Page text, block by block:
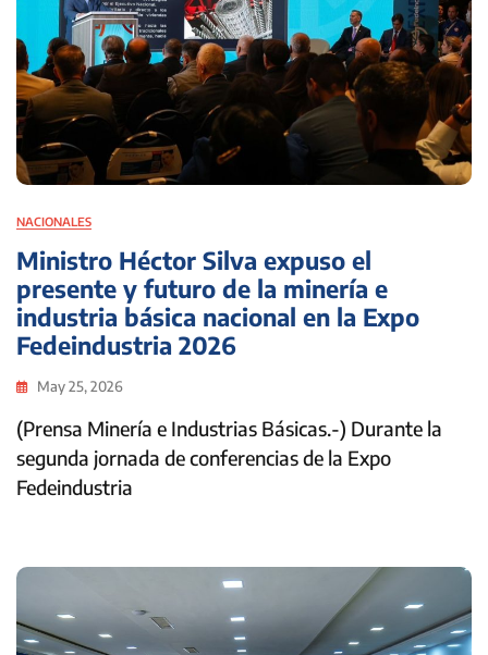
NACIONALES
Ministro Héctor Silva expuso el
presente y futuro de la minería e
industria básica nacional en la Expo
Fedeindustria 2026
May 25, 2026
(Prensa Minería e Industrias Básicas.-) Durante la
segunda jornada de conferencias de la Expo
Fedeindustria